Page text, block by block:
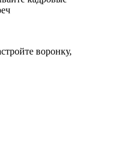
воронку,